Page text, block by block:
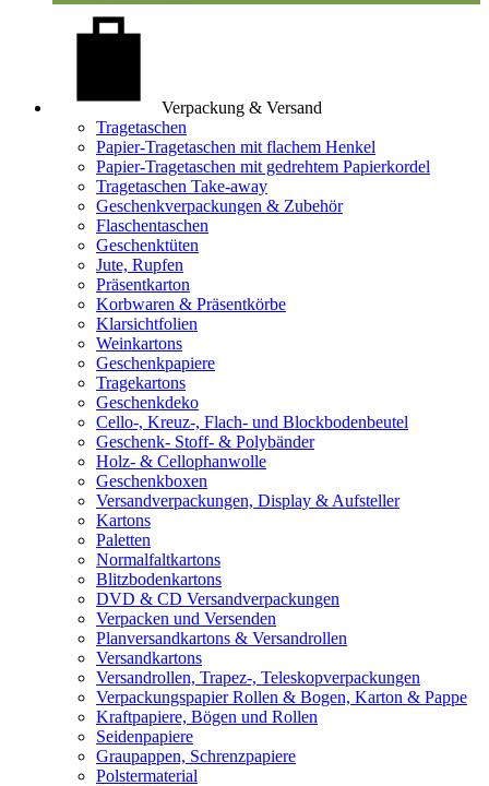
Verpackung & Versand
Tragetaschen
Papier-Tragetaschen mit flachem Henkel
Papier-Tragetaschen mit gedrehtem Papierkordel
Tragetaschen Take-away
Geschenkverpackungen & Zubehör
Flaschentaschen
Geschenktüten
Jute, Rupfen
Präsentkarton
Korbwaren & Präsentkörbe
Klarsichtfolien
Weinkartons
Geschenkpapiere
Tragekartons
Geschenkdeko
Cello-, Kreuz-, Flach- und Blockbodenbeutel
Geschenk- Stoff- & Polybänder
Holz- & Cellophanwolle
Geschenkboxen
Versandverpackungen, Display & Aufsteller
Kartons
Paletten
Normalfaltkartons
Blitzbodenkartons
DVD & CD Versandverpackungen
Verpacken und Versenden
Planversandkartons & Versandrollen
Versandkartons
Versandrollen, Trapez-, Teleskopverpackungen
Verpackungspapier Rollen & Bogen, Karton & Pappe
Kraftpapiere, Bögen und Rollen
Seidenpapiere
Graupappen, Schrenzpapiere
Polstermaterial